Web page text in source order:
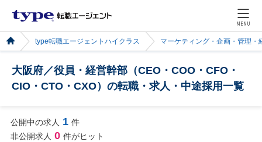
MENU
type転職エージェントハイクラス マーケティング・企画・管理・
大阪府／役員・経営幹部（CEO・COO・CFO・
CIO・CTO・CXO）の転職・求人・中途採用一覧
公開中の求人 1 件
非公開求人 0 件がヒット